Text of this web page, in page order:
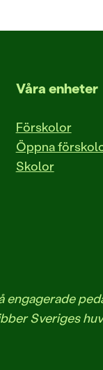
Våra enheter
Förskolor
Öppna
Skolor
Sveriges